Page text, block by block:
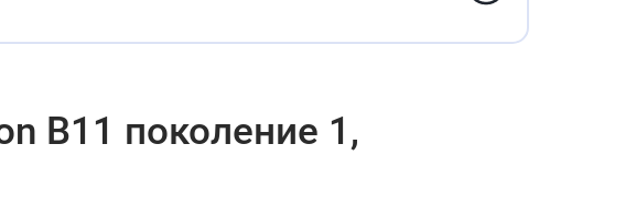
B11 поколение 1,